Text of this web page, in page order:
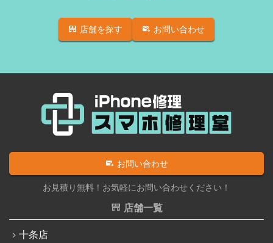
良）
iPadバッテリー交換
iPad充電コネクタ交換修理
iPad水没洗浄作業
iPadその他部品修理
Nintendo Switch修理実績
Nintendo Switchその他部品修理
Nintendo Switchバッテリー交換
iPhone SE（第2世代）
iPhone 12 Pro
iPhone 12 mini
iPhone 12 Pro Max
iPhone 13 Pro
iPhone 13 Pro Max
iPhone SE（第3世代）
店舗を探す お問い合わせ
お問い合わせ
お見積り無料！お気軽にお問い合わせください！
店舗一覧
十条店